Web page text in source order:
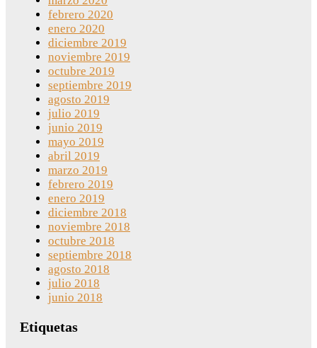
febrero 2020
enero 2020
diciembre 2019
noviembre 2019
octubre 2019
septiembre 2019
agosto 2019
julio 2019
junio 2019
mayo 2019
abril 2019
marzo 2019
febrero 2019
enero 2019
diciembre 2018
noviembre 2018
octubre 2018
septiembre 2018
agosto 2018
julio 2018
junio 2018
Etiquetas